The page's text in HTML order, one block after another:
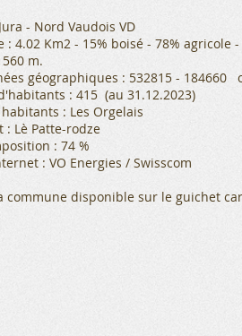
- Nord Vaudois VD
: 4.02 Km2 - 15% boisé - 78%
m.
géographiques : 532815 - 184660
: 415 (au 31.12.2023)
: Les Orgelais
: Lè Patte-rodze
: 74 %
: VO Energies / Swisscom
commune disponible sur le guichet